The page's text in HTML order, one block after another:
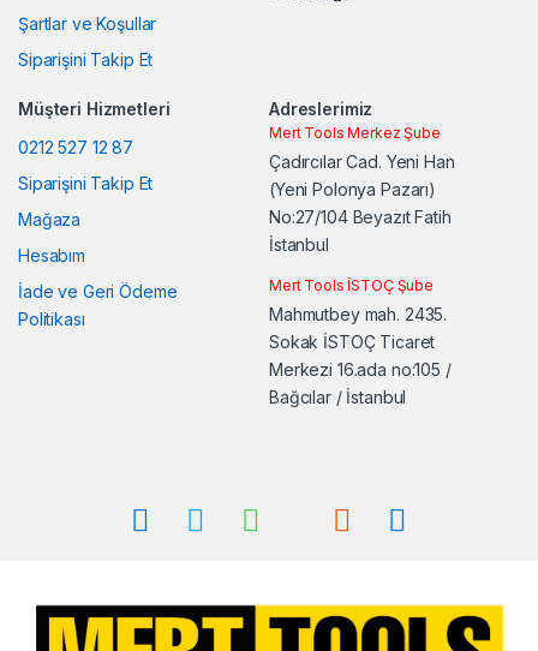
Şartlar ve Koşullar
Siparişini Takip Et
Müşteri Hizmetleri
0212 527 12 87
Siparişini Takip Et
Mağaza
Hesabım
İade ve Geri Ödeme
Politikası
Adreslerimiz
Mert Tools Merkez Şube
Çadırcılar Cad. Yeni Han
(Yeni Polonya Pazarı)
No:27/104 Beyazıt Fatih
İstanbul
Mert Tools İSTOÇ Şube
Mahmutbey mah. 2435.
Sokak İSTOÇ Ticaret
Merkezi 16.ada no:105 /
Bağcılar / İstanbul